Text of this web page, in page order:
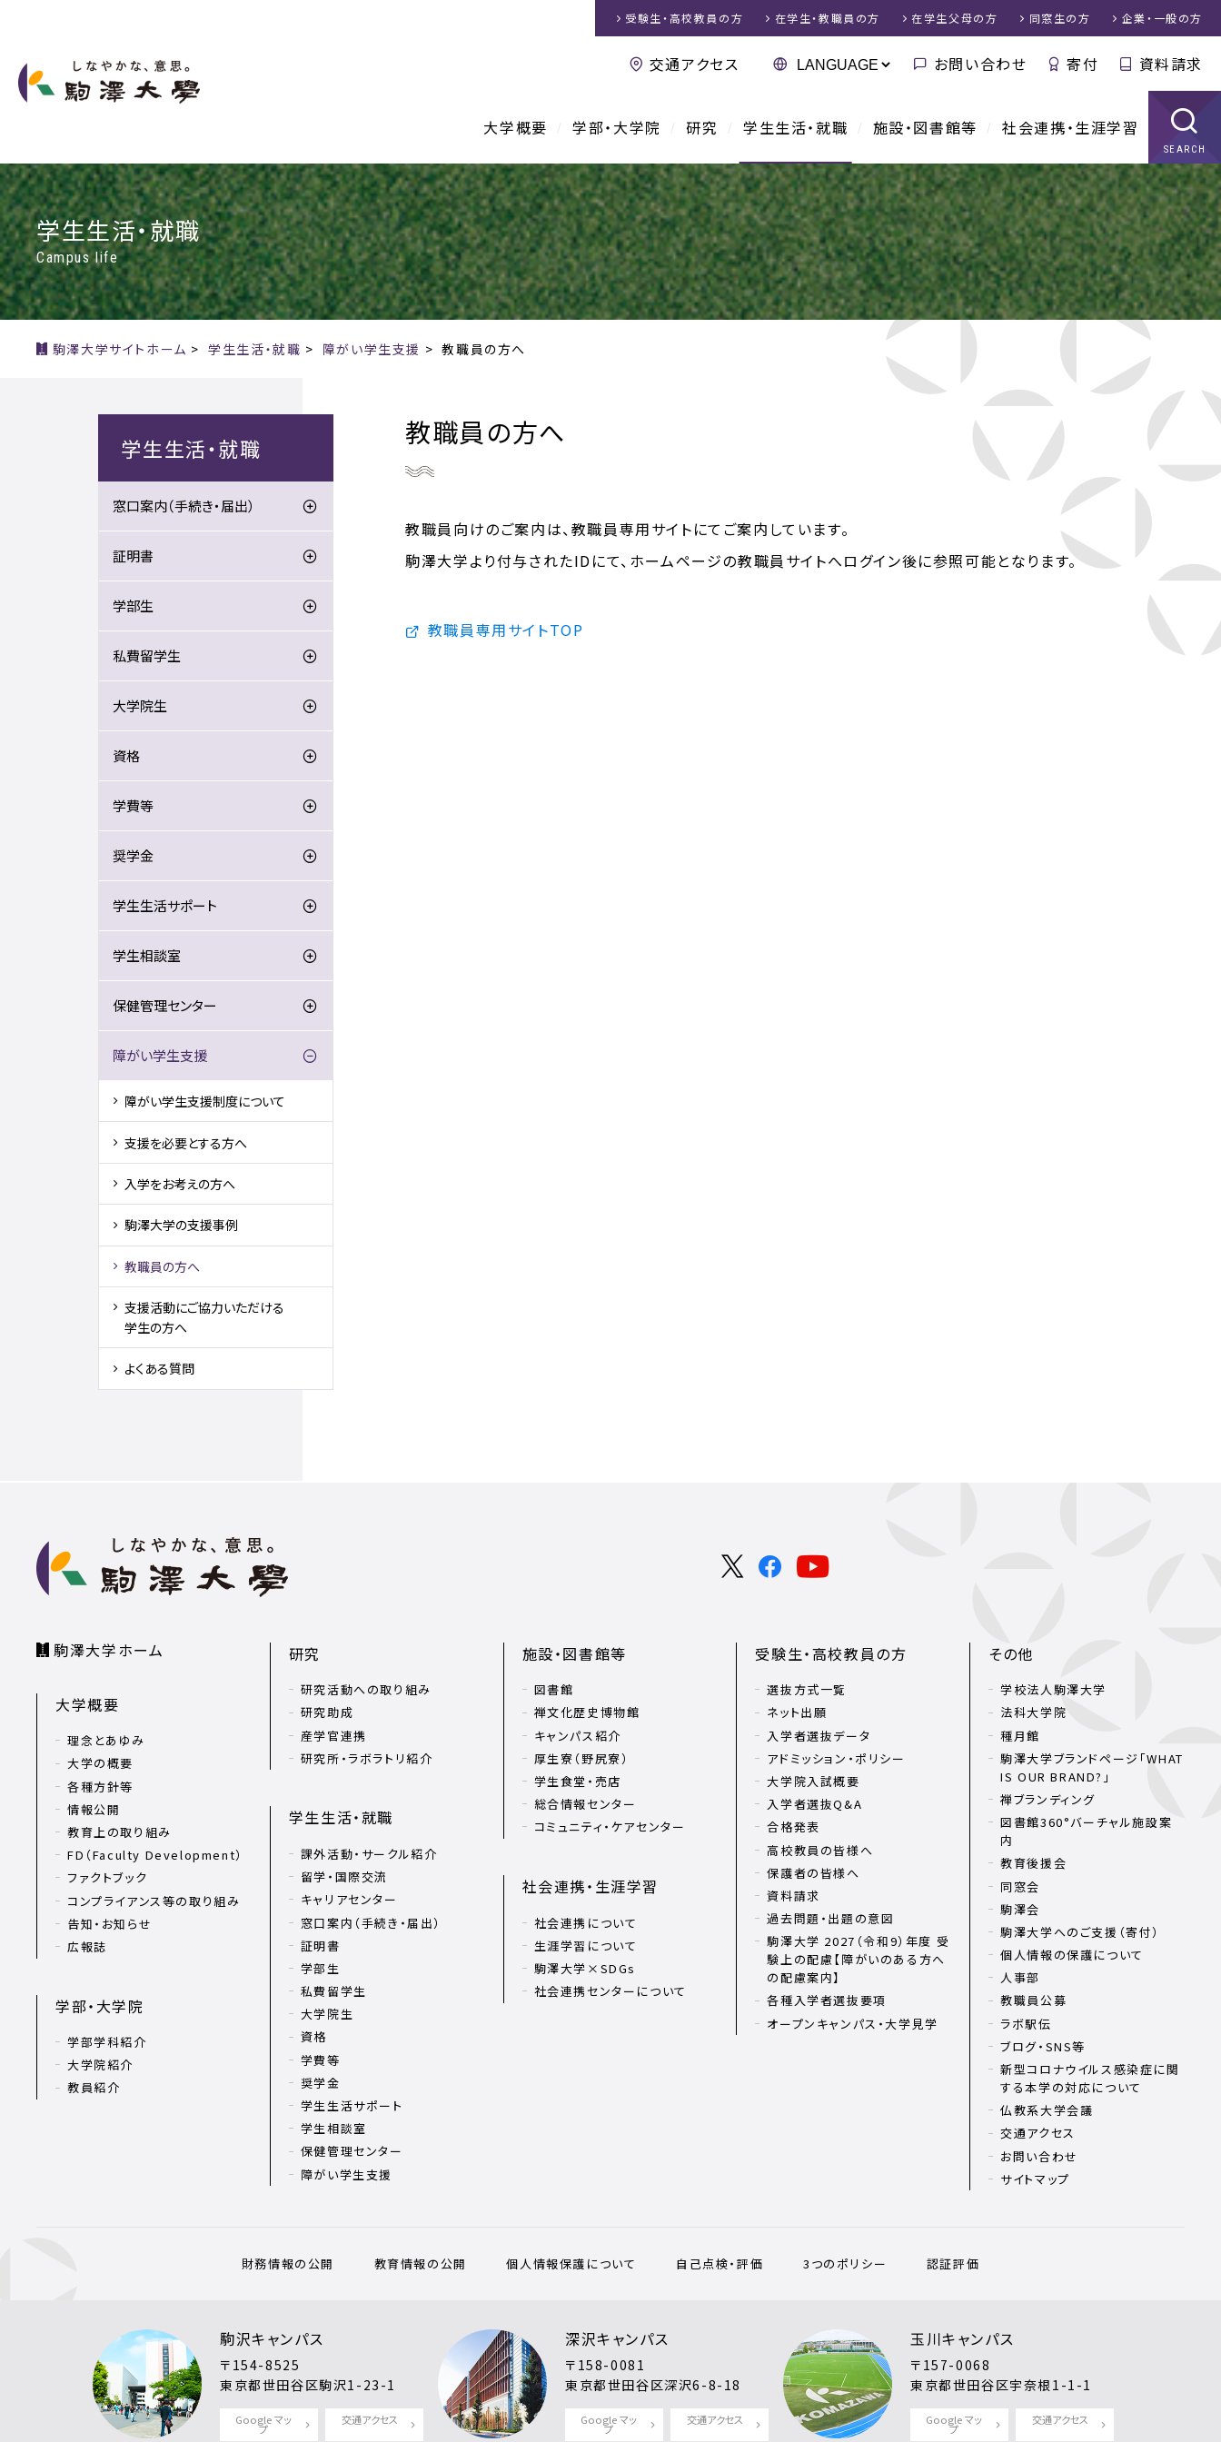
大学概要 学部・大学院 研究 学生生活・就職 施設・図書館等 社会連携・生涯学習
SEARCH
受験生・高校教員 の方 在学生・教職員 の方 在学生父母の方 同窓生の方 企業・一般の方
交通アクセス お問い合わせ 寄付 資料請求
学生生活・就職
Campus life
駒澤大学サイトホーム >学生生活・就職 > 障がい学生支援 >教職員の方へ
教職員の方へ
教職員向けのご案内は、教職員専用サイトにてご案内しています。
駒澤大学より付与されたIDにて、ホームページの教職員サイトへログイン後に参照可能となります。
教職員専用サイトTOP
学生生活・就職
窓口案内（手続き・届出）
証明書
学部生
私費留学生
大学院生
資格
学費等
奨学金
学生生活サポート
学生相談室
保健管理センター
障がい学生支援
障がい学生支援制度について
支援を必要とする方へ
入学をお考えの方へ
駒澤大学の支援事例
教職員の方へ
支援活動にご協力いただける
学生の方へ
よくある質問
駒澤大学ホーム
大学概要
理念とあゆみ
大学の概要
各種方針等
情報公開
教育上の取り組み
FD（Faculty Development）
ファクトブック
コンプライアンス等の取り組み
告知・お知らせ
広報誌
学部・大学院
学部学科紹介
大学院紹介
教員紹介
研究
研究活動への取り組み
研究助成
産学官連携
研究所・ラボラトリ紹介
学生生活・就職
課外活動・サークル紹介
留学・国際交流
キャリアセンター
窓口案内（手続き・届出）
証明書
学部生
私費留学生
大学院生
資格
学費等
奨学金
学生生活サポート
学生相談室
保健管理センター
障がい学生支援
施設・図書館等
図書館
禅文化歴史博物館
キャンパス紹介
厚生寮（野尻寮）
学生食堂・売店
総合情報センター
コミュニティ・ケアセンター
社会連携・生涯学習
社会連携について
生涯学習について
駒澤大学×SDGs
社会連携センターについて
受験生・高校教員の方
選抜方式一覧
ネット出願
入学者選抜データ
アドミッション・ポリシー
大学院入試概要
入学者選抜Q&A
合格発表
高校教員の皆様へ
保護者の皆様へ
資料請求
過去問題・出題の意図
駒澤大学 2027（令和9）年度 受
験上の配慮【障がいのある方へ
の配慮案内】
各種入学者選抜要項
オープンキャンパス・大学見学
その他
学校法人駒澤大学
法科大学院
種月館
駒澤大学ブランドページ「WHAT
IS OUR BRAND?」
禅ブランディング
図書館360°バーチャル施設案
内
教育後援会
同窓会
駒澤会
駒澤大学へのご支援（寄付）
個人情報の保護について
人事部
教職員公募
ラボ駅伝
ブログ・SNS等
新型コロナウイルス感染症に関
する本学の対応について
仏教系大学会議
交通アクセス
お問い合わせ
サイトマップ
財務情報の公開 教育情報の公開 個人情報保護について 自己点検・評価 3つのポリシー 認証評価
駒沢キャンパス
〒154-8525
東京都世田谷区駒沢1-23-1
Google マッ
プ
交通アクセス
深沢キャンパス
〒158-0081
東京都世田谷区深沢6-8-18
Google マッ
プ
交通アクセス
玉川キャンパス
〒157-0068
東京都世田谷区宇奈根1-1-1
Google マッ
プ
交通アクセス